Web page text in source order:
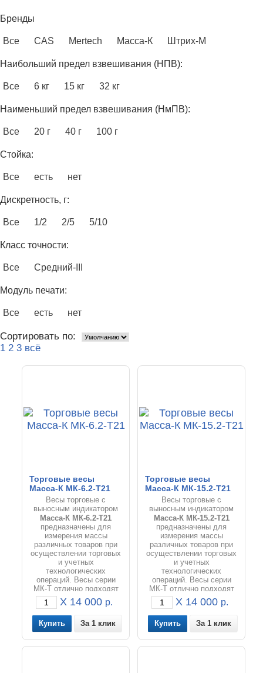
Бренды
Все CAS Mertech Масса-К Штрих-М
Наибольший предел взвешивания (НПВ):
Все 6 кг 15 кг 32 кг
Наименьший предел взвешивания (НмПВ):
Все 20 г 40 г 100 г
Стойка:
Все есть нет
Дискретность, г:
Все 1/2 2/5 5/10
Класс точности:
Все Средний-III
Модуль печати:
Все есть нет
Сортировать по:
1 2 3 всё
Торговые весы
Масса-К МК-6.2-Т21
Весы торговые с
выносным индикатором
Масса-К МК-6.2-Т21
предназначены для
измерения массы
различных товаров при
осуществлении торговых
и учетных
технологических
операций. Весы серии
МК-Т отлично подходят
для фасовки товаров и
расчета цены товаров на
предприятиях
занимающихся торговлей
и общественным
питанием.
X 14 000 р.
За 1 клик
Торговые весы
Масса-К МК-15.2-Т21
Весы торговые с
выносным индикатором
Масса-К МК-15.2-Т21
предназначены для
измерения массы
различных товаров при
осуществлении торговых
и учетных
технологических
операций. Весы серии
МК-Т отлично подходят
для фасовки товаров и
расчета цены товаров на
предприятиях
занимающихся торговлей
и общественным
питанием.
X 14 000 р.
За 1 клик